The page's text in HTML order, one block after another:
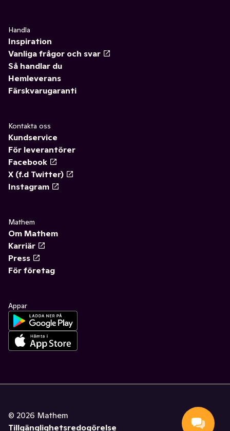
Handla
Inspiration
Vanliga frågor och svar
Så handlar du
Hemleverans
Färskvarugaranti
Kontakta oss
Kundservice
För leverantörer
Facebook
X (f.d Twitter)
Instagram
Mathem
Om Mathem
Karriär
Press
För företag
Appar
© 2026 Mathem
Tillgänglighetsredogörelse